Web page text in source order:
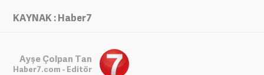
KAYNAK : Haber7
Ayşe Çolpan Tan
Haber7.com - Editör